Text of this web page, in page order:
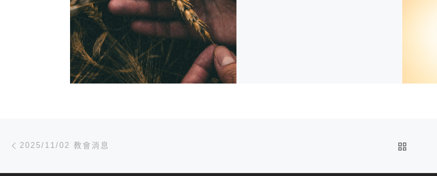
文章導航
2025/11/02 教會消息